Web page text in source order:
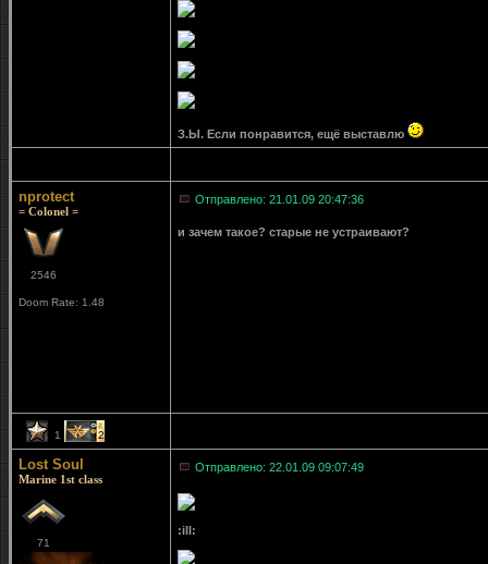
З.Ы. Если понравится, ещё выставлю
nprotect
= Colonel =
2546
Doom Rate: 1.48
Отправлено: 21.01.09 20:47:36
и зачем такое? старые не устраивают?
1 2
Lost Soul
Marine 1st class
71
Отправлено: 22.01.09 09:07:49
:ill: